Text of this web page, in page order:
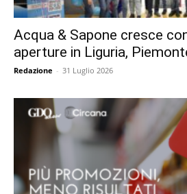
Acqua & Sapone cresce
aperture in Liguria,
Redazione - 31 Luglio 2026